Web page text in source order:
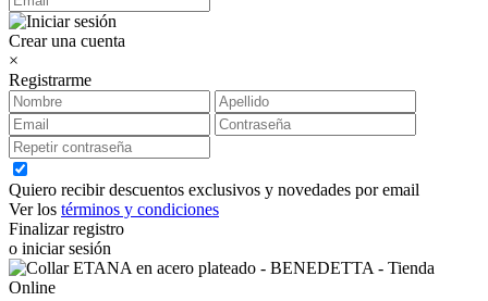
Crear una cuenta
×
Registrarme
Quiero recibir descuentos exclusivos y novedades por email
Ver los términos y condiciones
Finalizar registro
o iniciar sesión